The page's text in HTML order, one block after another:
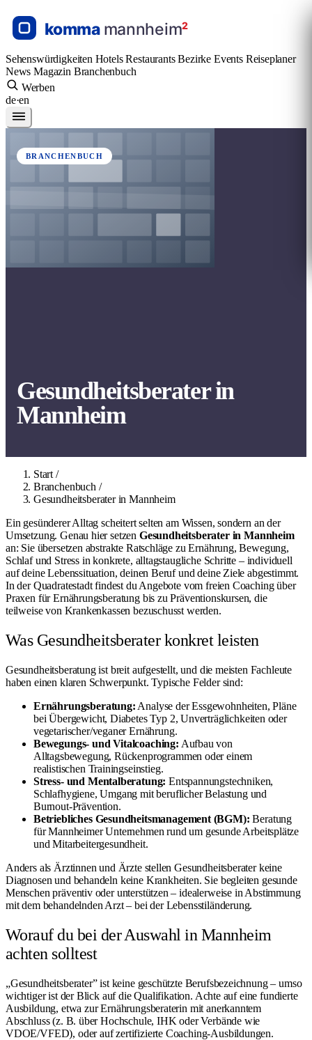
Sehenswürdigkeiten HotelsRestaurantsBezirke Events Reiseplaner
NewsMagazin Branchenbuch
Werben
de·en
BRANCHENBUCH
Gesundheitsberater in
Mannheim
Start /
Branchenbuch /
Gesundheitsberater in Mannheim
Ein gesünderer Alltag scheitert selten am Wissen, sondern an der
Umsetzung. Genau hier setzen Gesundheitsberater in Mannheim
an: Sie übersetzen abstrakte Ratschläge zu Ernährung, Bewegung,
Schlaf und Stress in konkrete, alltagstaugliche Schritte – individuell
auf deine Lebenssituation, deinen Beruf und deine Ziele abgestimmt.
In der Quadratestadt findest du Angebote vom freien Coaching über
Praxen für Ernährungsberatung bis zu Präventionskursen, die
teilweise von Krankenkassen bezuschusst werden.
Was Gesundheitsberater konkret leisten
Gesundheitsberatung ist breit aufgestellt, und die meisten Fachleute
haben einen klaren Schwerpunkt. Typische Felder sind:
Ernährungsberatung: Analyse der Essgewohnheiten, Pläne
bei Übergewicht, Diabetes Typ 2, Unverträglichkeiten oder
vegetarischer/veganer Ernährung.
Bewegungs- und Vitalcoaching: Aufbau von
Alltagsbewegung, Rückenprogrammen oder einem
realistischen Trainingseinstieg.
Stress- und Mentalberatung: Entspannungstechniken,
Schlafhygiene, Umgang mit beruflicher Belastung und
Burnout-Prävention.
Betriebliches Gesundheitsmanagement (BGM): Beratung
für Mannheimer Unternehmen rund um gesunde Arbeitsplätze
und Mitarbeitergesundheit.
Anders als Ärztinnen und Ärzte stellen Gesundheitsberater keine
Diagnosen und behandeln keine Krankheiten. Sie begleiten gesunde
Menschen präventiv oder unterstützen – idealerweise in Abstimmung
mit dem behandelnden Arzt – bei der Lebensstiländerung.
Worauf du bei der Auswahl in Mannheim
achten solltest
„Gesundheitsberater” ist keine geschützte Berufsbezeichnung – umso
wichtiger ist der Blick auf die Qualifikation. Achte auf eine fundierte
Ausbildung, etwa zur Ernährungsberaterin mit anerkanntem
Abschluss (z. B. über Hochschule, IHK oder Verbände wie
VDOE/VFED), oder auf zertifizierte Coaching-Ausbildungen.